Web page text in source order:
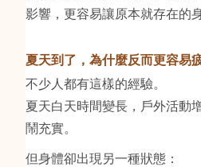
影響，更容易讓原本就存在的
夏天到了，為什麼反而更容易
不少人都有這樣的經驗。
夏天白天時間變長，戶外活動
鬧充實。
但身體卻出現另一種狀態：